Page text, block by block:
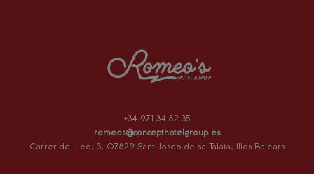
+34 971 34 82 35
romeos@concepthotelgroup.es
Carrer de Lleó, 3, 07829 Sant Josep de sa Talaia, Illes Balears